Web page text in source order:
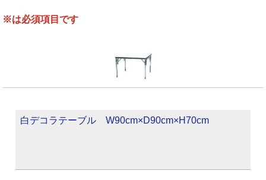
※は必須項目です
白デコラテーブル W90cm×D90cm×H70cm